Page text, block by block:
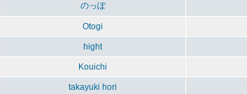
のっぽ
Otogi
hight
Kouichi
takayuki hori